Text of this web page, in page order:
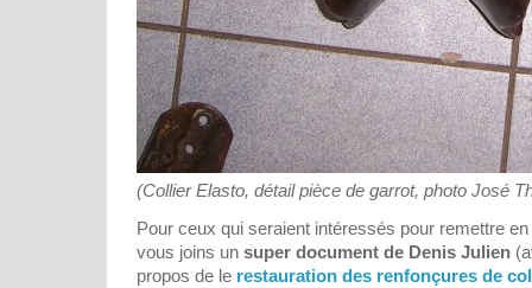
(Collier Elasto, détail pièce de garrot, photo José
Pour ceux qui seraient intéressés pour remettre
vous joins un super document de Denis Julien
propos de le restauration des renfonçures de